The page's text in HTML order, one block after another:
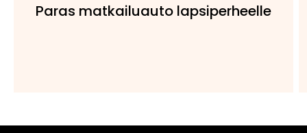
Paras matkailuauto lapsiperheelle